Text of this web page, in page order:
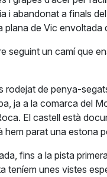
i abandonat a finals
de Vic envoltada
seguint un camí que
rodejat de penya-
ja a la comarca del
El castell està
hem parat una estona
fins a la pista
teníem unes vistes